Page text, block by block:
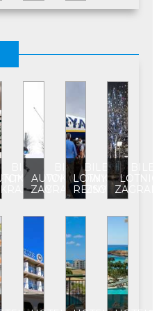
BILET
KRAJOWY
BILET
AUTOKAROWY
ZAGRANICZNY
BILET
LOTNICZY
REJSOWY
BILET